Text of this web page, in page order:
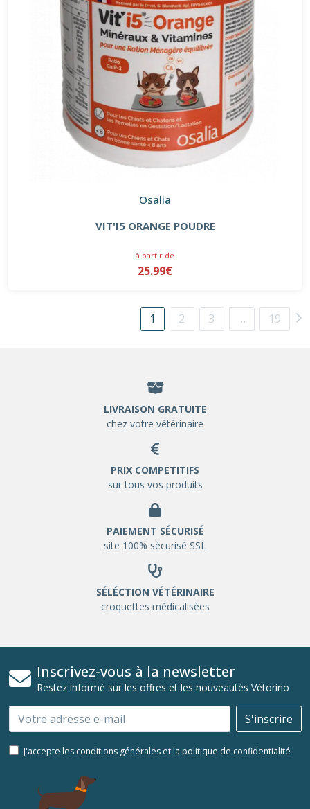
Osalia
VIT'I5 ORANGE POUDRE
à partir de
25.99€
1 2 3 … 19
LIVRAISON GRATUITE
chez votre vétérinaire
PRIX COMPETITIFS
sur tous vos produits
PAIEMENT SÉCURISÉ
site 100% sécurisé SSL
SÉLÉCTION VÉTÉRINAIRE
croquettes médicalisées
Inscrivez-vous à la newsletter
Restez informé sur les offres et les nouveautés Vétorino
Email S'inscrire
J'accepte les conditions générales et la politique de confidentialité